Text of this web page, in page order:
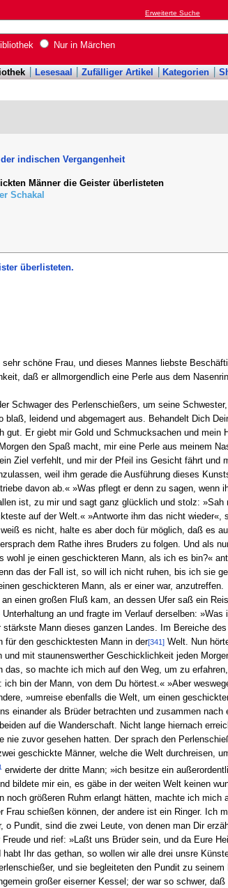
Erweiterte Suche
Nur in Märchen
Lesesaal Zufälliger Artikel Kategorien
indischen Vergangenheit
Männer die Geister überlisteten
Schakal
überlisteten.
schöne Frau, und dieses Mannes liebste
daß er allmorgendlich eine Perle aus dem
Schwager des Perlenschießers, um seine
leidend und abgemagert aus. Behandelt Dich
gut. Er giebt mir Gold und Schmucksachen und
den Spaß macht, mir eine Perle aus meinem
Ziel verfehlt, und mir der Pfeil ins Gesicht fährt und
weil ihm gerade die Ausführung dieses
davon ab.« »Was pflegt er denn zu sagen, wenn
ist, zu mir und sagt ganz glücklich und stolz:
auf der Welt.« »Antworte ihm das nicht wieder«,
es nicht, halte es aber doch für möglich, daß es
dem Rathe ihres Bruders zu folgen. Und als
wohl je einen geschickteren Mann, als ich es bin?«
das der Fall ist, so will ich nicht ruhen, bis ich sie
geschickteren Mann, als er einer war, anzutreffen.
einen großen Fluß kam, an dessen Ufer saß ein
an und fragte im Verlauf derselben:
Mann dieses ganzen Landes. Im Bereiche
für den geschicktesten Mann in der[341]Welt. Nun
mit staunenswerther Geschicklichkeit jeden
so machte ich mich auf den Weg, um zu
bin der Mann, von dem Du hörtest.« »Aber
»umreise ebenfalls die Welt, um einen
einander als Brüder betrachten und zusammen
auf die Wanderschaft. Nicht lange hiernach
zuvor gesehen hatten. Der sprach den
geschickte Männer, welche die Welt durchreisen,
erwiderte der dritte Mann; »ich besitze ein
bildete mir ein, es gäbe in der weiten Welt keinen
noch größeren Ruhm erlangt hätten, machte ich
Frau schießen können, der andere ist ein Ringer. Ich
o Pundit, sind die zwei Leute, von denen man Dir
und rief: »Laßt uns Brüder sein, und da Eure
Ihr das gethan, so wollen wir alle drei unsre
und sie begleiteten den Pundit zu seinem
großer eiserner Kessel; der war so schwer,